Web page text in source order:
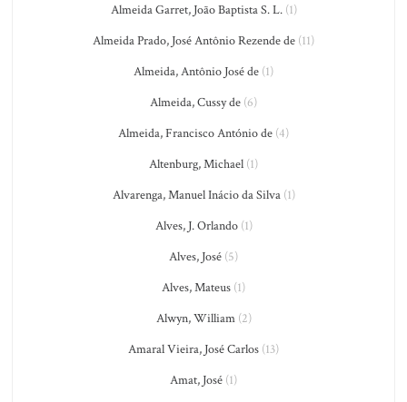
Almeida Garret, João Baptista S. L.(1)
Almeida Prado, José Antônio Rezende de (11)
Almeida, Antônio José de (1)
Almeida, Cussy de (6)
Almeida, Francisco António de (4)
Altenburg, Michael (1)
Alvarenga, Manuel Inácio da Silva(1)
Alves, J. Orlando(1)
Alves, José (5)
Alves, Mateus (1)
Alwyn, William(2)
Amaral Vieira, José Carlos (13)
Amat, José (1)